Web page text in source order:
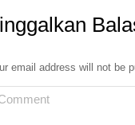
email address will not be